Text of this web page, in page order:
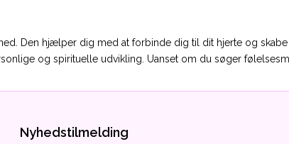
Den hjælper dig med at forbinde dig til dit hjerte og
og spirituelle udvikling. Uanset om du søger
Nyhedstilmelding